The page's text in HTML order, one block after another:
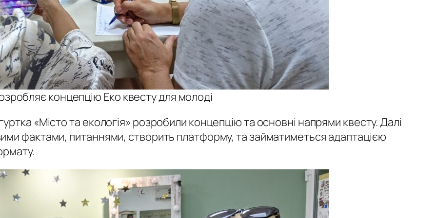
концепцію Еко квесту для молоді
«Місто та екологія» розробили концепцію та основні напрями квесту. Далі
фактами, питаннями, створить платформу, та займатиметься адаптацією